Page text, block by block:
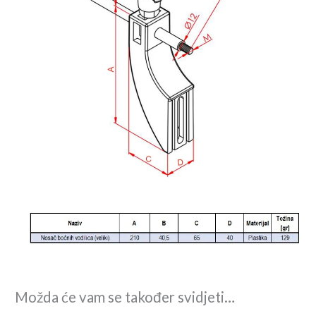
Možda će vam se također svidjeti…